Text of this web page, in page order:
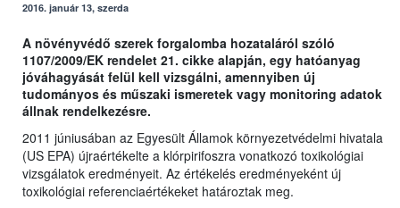
2016. január 13, szerda
A növényvédő szerek forgalomba hozataláról szóló
1107/2009/EK rendelet 21. cikke alapján, egy hatóanyag
jóváhagyását felül kell vizsgálni, amennyiben új
tudományos és műszaki ismeretek vagy monitoring adatok
állnak rendelkezésre.
2011 júniusában az Egyesült Államok környezetvédelmi hivatala
(US EPA) újraértékelte a klórpirifoszra vonatkozó toxikológiai
vizsgálatok eredményeit. Az értékelés eredményeként új
toxikológiai referenciaértékeket határoztak meg.